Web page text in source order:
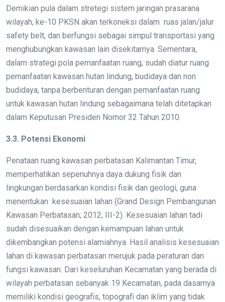
Demikian pula dalam stretegi sistem jaringan prasarana
wilayah, ke-10 PKSN akan terkoneksi dalam ruas jalan/jalur
safety belt, dan berfungsi sebagai simpul transportasi yang
menghubungkan kawasan lain disekitarnya. Sementara,
dalam strategi pola pemanfaatan ruang, sudah diatur ruang
pemanfaatan kawasan hutan lindung, budidaya dan non
budidaya, tanpa berbenturan dengan pemanfaatan ruang
untuk kawasan hutan lindung sebagaimana telah ditetapkan
dalam Keputusan Presiden Nomor 32 Tahun 2010.
3.3. Potensi Ekonomi
Penataan ruang kawasan perbatasan Kalimantan Timur,
memperhatikan sepenuhnya daya dukung fisik dan
lingkungan berdasarkan kondisi fisik dan geologi, guna
menentukan kesesuaian lahan (Grand Design Pembangunan
Kawasan Perbatasan; 2012; III-2). Kesesuaian lahan tadi
sudah disesuaikan dengan kemampuan lahan untuk
dikembangkan potensi alamiahnya. Hasil analisis kesesuaian
lahan di kawasan perbatasan merujuk pada peraturan dan
fungsi kawasan. Dari keseluruhan Kecamatan yang berada di
wilayah perbatasan sebanyak 19 Kecamatan, pada dasarnya
memiliki kondisi geografis, topografi dan iklim yang tidak